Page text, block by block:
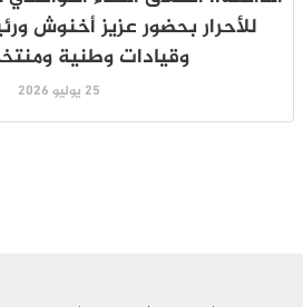
للأحرار بحضور عزيز أخنوش
وقيادات وطنية
25 يوليو 2026